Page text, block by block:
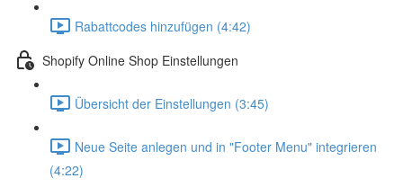
Rabattcodes hinzufügen (4:42)
Shopify Online Shop Einstellungen
Übersicht der Einstellungen (3:45)
Neue Seite anlegen und in "Footer Menu" integrieren
(4:22)